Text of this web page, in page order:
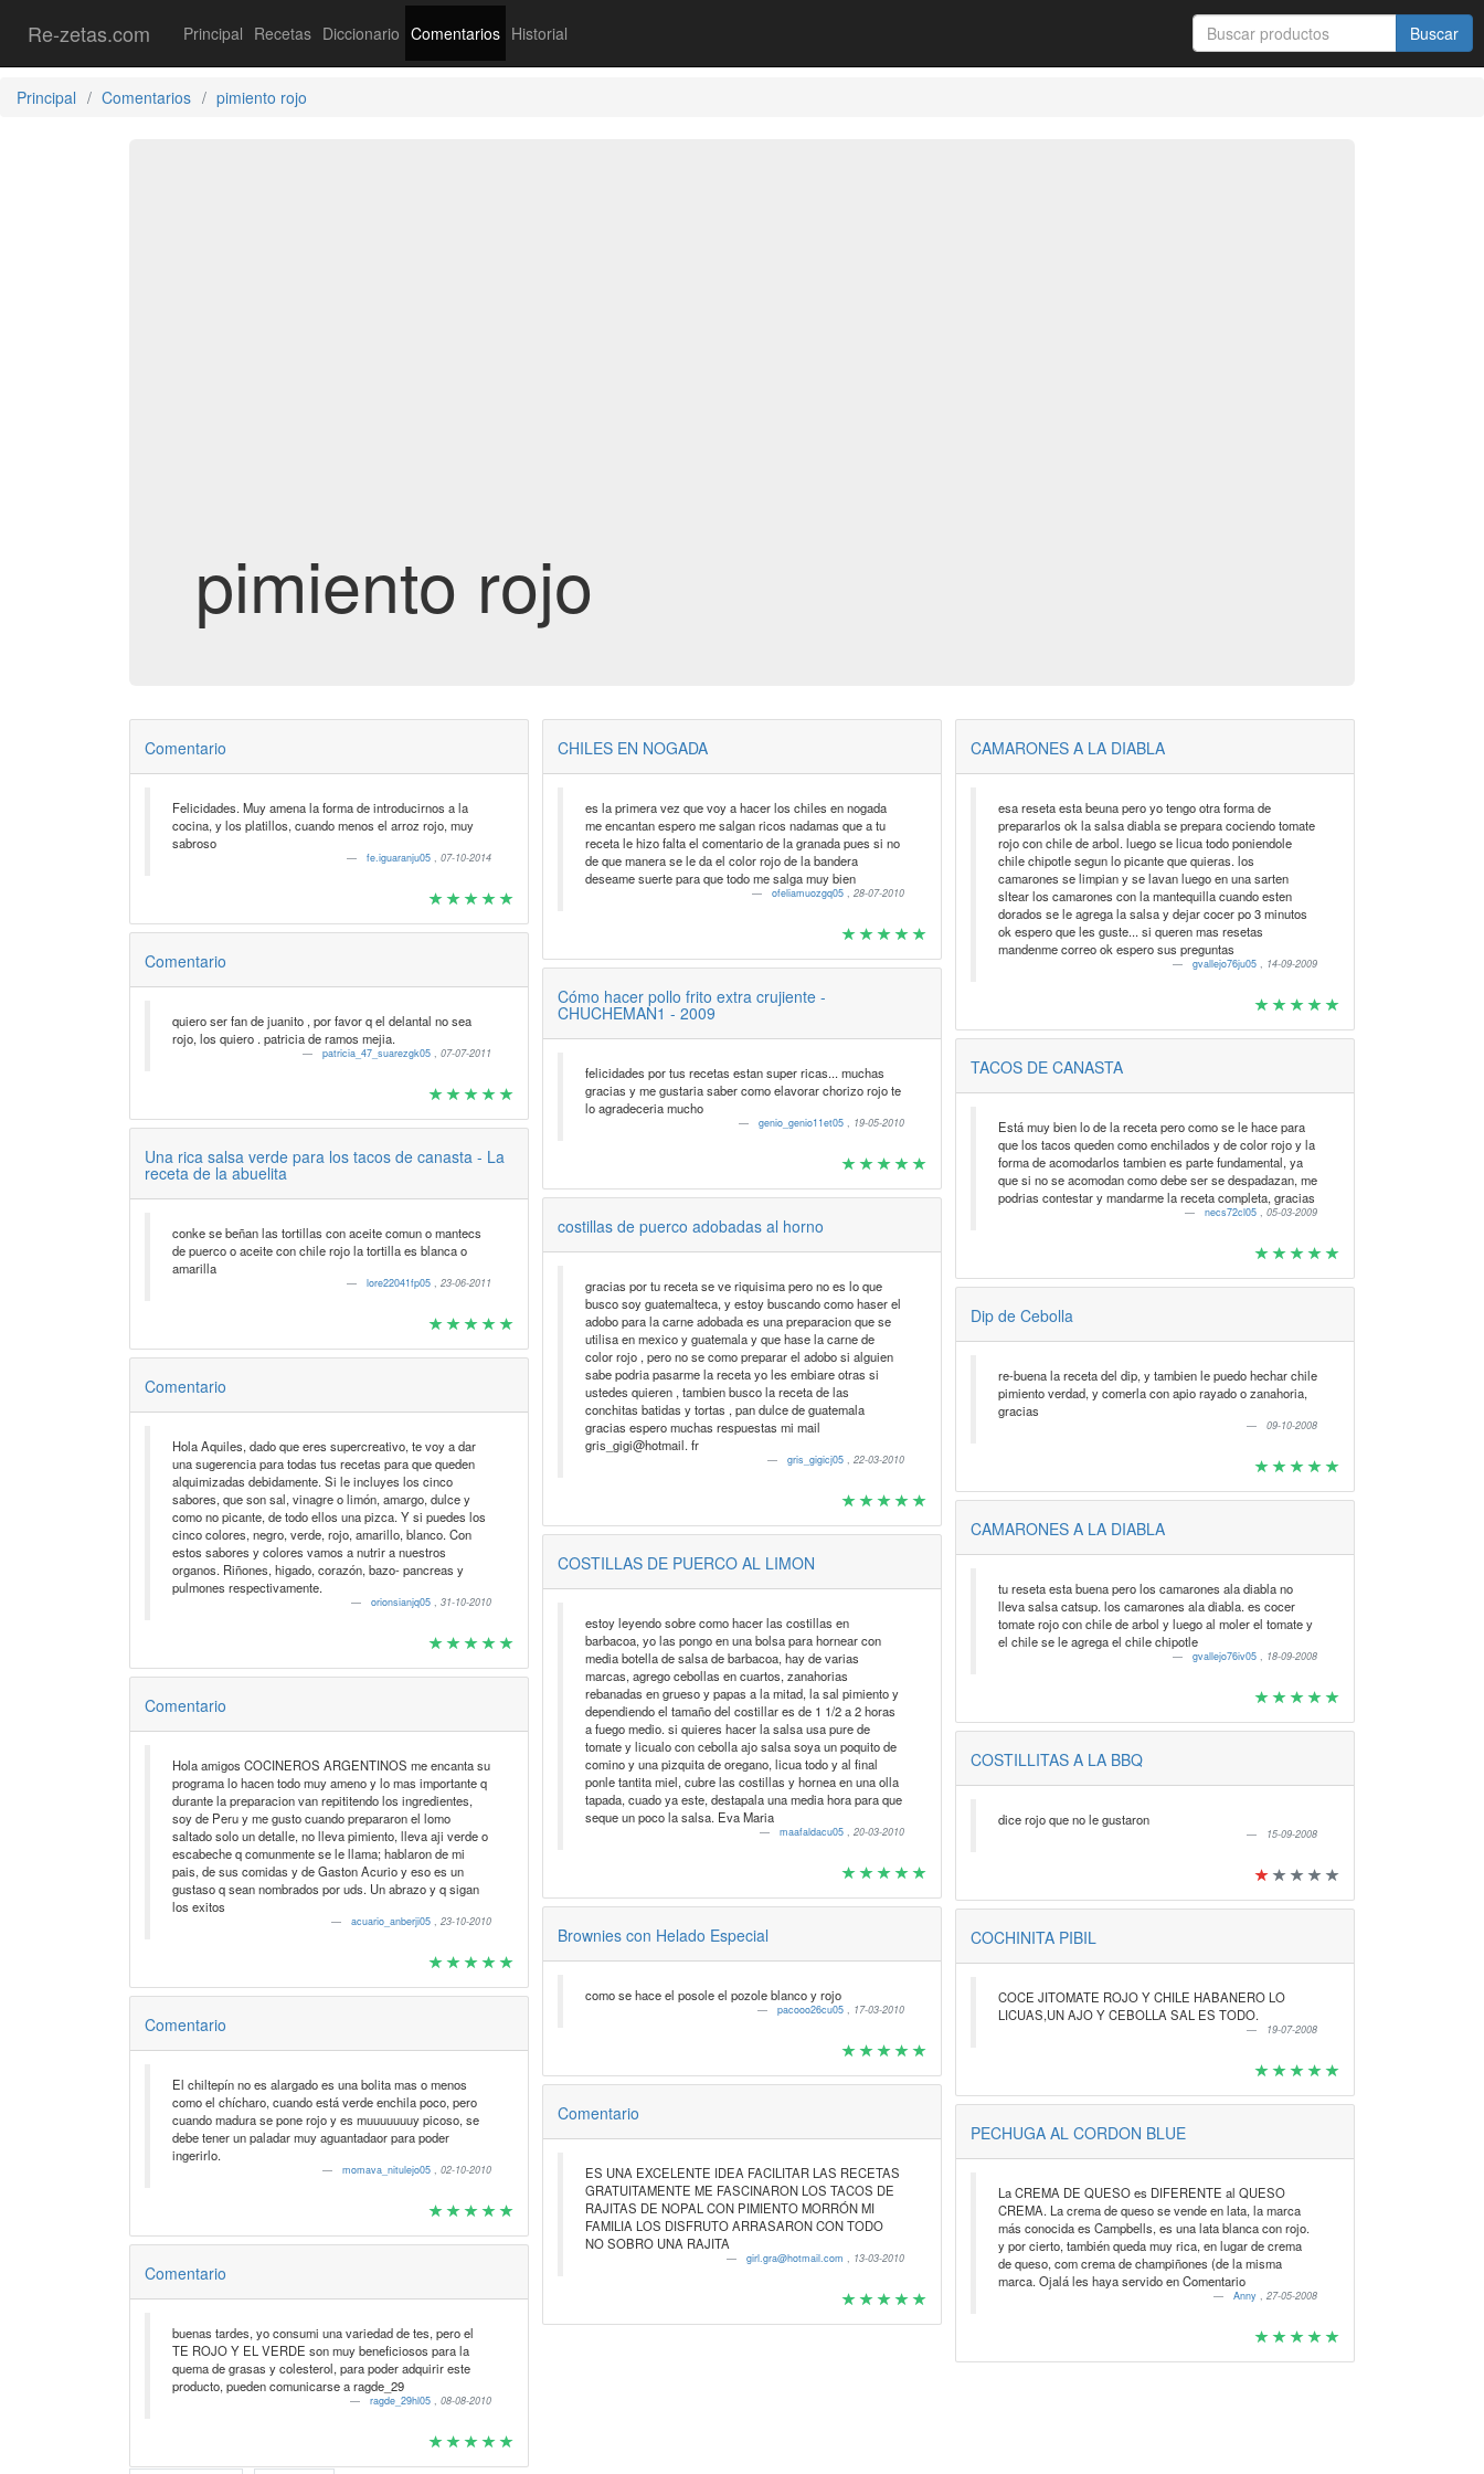
Re-zetas.com Principal Recetas Diccionario Comentarios Historial
Principal Comentarios pimiento rojo
pimiento rojo
Comentario
Felicidades. Muy amena la forma de introducirnos a la
cocina, y los platillos, cuando menos el arroz rojo, muy
sabroso
fe.iguaranju05,07-10-2014
Comentario
quiero ser fan de juanito , por favor q el delantal no sea
rojo, los quiero . patricia de ramos mejia.
patricia_47_suarezgk05,07-07-2011
Una rica salsa verde para los tacos de canasta - La
receta de la abuelita
conke se beñan las tortillas con aceite comun o mantecs
de puerco o aceite con chile rojo la tortilla es blanca o
amarilla
lore22041fp05,23-06-2011
Comentario
Hola Aquiles, dado que eres supercreativo, te voy a dar
una sugerencia para todas tus recetas para que queden
alquimizadas debidamente. Si le incluyes los cinco
sabores, que son sal, vinagre o limón, amargo, dulce y
como no picante, de todo ellos una pizca. Y si puedes los
cinco colores, negro, verde, rojo, amarillo, blanco. Con
estos sabores y colores vamos a nutrir a nuestros
organos. Riñones, higado, corazón, bazo- pancreas y
pulmones respectivamente.
orionsianjq05,31-10-2010
Comentario
Hola amigos COCINEROS ARGENTINOS me encanta su
programa lo hacen todo muy ameno y lo mas importante q
durante la preparacion van repititendo los ingredientes,
soy de Peru y me gusto cuando prepararon el lomo
saltado solo un detalle, no lleva pimiento, lleva aji verde o
escabeche q comunmente se le llama; hablaron de mi
pais, de sus comidas y de Gaston Acurio y eso es un
gustaso q sean nombrados por uds. Un abrazo y q sigan
los exitos
acuario_anberji05,23-10-2010
Comentario
El chiltepín no es alargado es una bolita mas o menos
como el chícharo, cuando está verde enchila poco, pero
cuando madura se pone rojo y es muuuuuuuy picoso, se
debe tener un paladar muy aguantadaor para poder
ingerirlo.
momava_nitulejo05,02-10-2010
Comentario
buenas tardes, yo consumi una variedad de tes, pero el
TE ROJO Y EL VERDE son muy beneficiosos para la
quema de grasas y colesterol, para poder adquirir este
producto, pueden comunicarse a ragde_29
ragde_29hl05,08-08-2010
CHILES EN NOGADA
es la primera vez que voy a hacer los chiles en nogada
me encantan espero me salgan ricos nadamas que a tu
receta le hizo falta el comentario de la granada pues si no
de que manera se le da el color rojo de la bandera
deseame suerte para que todo me salga muy bien
ofeliamuozgq05,28-07-2010
Cómo hacer pollo frito extra crujiente -
CHUCHEMAN1 - 2009
felicidades por tus recetas estan super ricas... muchas
gracias y me gustaria saber como elavorar chorizo rojo te
lo agradeceria mucho
genio_genio11et05, 19-05-2010
costillas de puerco adobadas al horno
gracias por tu receta se ve riquisima pero no es lo que
busco soy guatemalteca, y estoy buscando como haser el
adobo para la carne adobada es una preparacion que se
utilisa en mexico y guatemala y que hase la carne de
color rojo , pero no se como preparar el adobo si alguien
sabe podria pasarme la receta yo les embiare otras si
ustedes quieren , tambien busco la receta de las
conchitas batidas y tortas , pan dulce de guatemala
gracias espero muchas respuestas mi mail
gris_gigi@hotmail. fr
gris_gigicj05,22-03-2010
COSTILLAS DE PUERCO AL LIMON
estoy leyendo sobre como hacer las costillas en
barbacoa, yo las pongo en una bolsa para hornear con
media botella de salsa de barbacoa, hay de varias
marcas, agrego cebollas en cuartos, zanahorias
rebanadas en grueso y papas a la mitad, la sal pimiento y
dependiendo el tamaño del costillar es de 1 1/2 a 2 horas
a fuego medio. si quieres hacer la salsa usa pure de
tomate y licualo con cebolla ajo salsa soya un poquito de
comino y una pizquita de oregano, licua todo y al final
ponle tantita miel, cubre las costillas y hornea en una olla
tapada, cuado ya este, destapala una media hora para que
seque un poco la salsa. Eva Maria
maafaldacu05,20-03-2010
Brownies con Helado Especial
como se hace el posole el pozole blanco y rojo
pacooo26cu05, 17-03-2010
Comentario
ES UNA EXCELENTE IDEA FACILITAR LAS RECETAS
GRATUITAMENTE ME FASCINARON LOS TACOS DE
RAJITAS DE NOPAL CON PIMIENTO MORRÓN MI
FAMILIA LOS DISFRUTO ARRASARON CON TODO
NO SOBRO UNA RAJITA
girl.gra@hotmail.com, 13-03-2010
CAMARONES A LA DIABLA
esa reseta esta beuna pero yo tengo otra forma de
prepararlos ok la salsa diabla se prepara cociendo tomate
rojo con chile de arbol. luego se licua todo poniendole
chile chipotle segun lo picante que quieras. los
camarones se limpian y se lavan luego en una sarten
sltear los camarones con la mantequilla cuando esten
dorados se le agrega la salsa y dejar cocer po 3 minutos
ok espero que les guste... si queren mas resetas
mandenme correo ok espero sus preguntas
gvallejo76ju05, 14-09-2009
TACOS DE CANASTA
Está muy bien lo de la receta pero como se le hace para
que los tacos queden como enchilados y de color rojo y la
forma de acomodarlos tambien es parte fundamental, ya
que si no se acomodan como debe ser se despadazan, me
podrias contestar y mandarme la receta completa, gracias
necs72cl05,05-03-2009
Dip de Cebolla
re-buena la receta del dip, y tambien le puedo hechar chile
pimiento verdad, y comerla con apio rayado o zanahoria,
gracias
09-10-2008
CAMARONES A LA DIABLA
tu reseta esta buena pero los camarones ala diabla no
lleva salsa catsup. los camarones ala diabla. es cocer
tomate rojo con chile de arbol y luego al moler el tomate y
el chile se le agrega el chile chipotle
gvallejo76iv05, 18-09-2008
COSTILLITAS A LA BBQ
dice rojo que no le gustaron
15-09-2008
COCHINITA PIBIL
COCE JITOMATE ROJO Y CHILE HABANERO LO
LICUAS,UN AJO Y CEBOLLA SAL ES TODO.
19-07-2008
PECHUGA AL CORDON BLUE
La CREMA DE QUESO es DIFERENTE al QUESO
CREMA. La crema de queso se vende en lata, la marca
más conocida es Campbells, es una lata blanca con rojo.
y por cierto, también queda muy rica, en lugar de crema
de queso, com crema de champiñones (de la misma
marca. Ojalá les haya servido en Comentario
Anny,27-05-2008